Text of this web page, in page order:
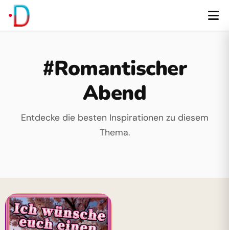
#Romantischer
Abend
Entdecke die besten Inspirationen zu diesem
Thema.